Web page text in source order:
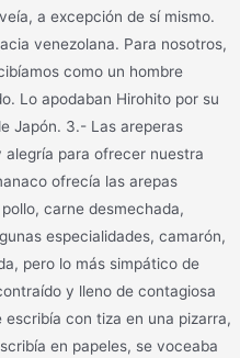
a excepción de sí mismo.
venezolana. Para nosotros,
como un hombre
Lo apodaban Hirohito por su
Japón. 3.- Las areperas
alegría para ofrecer nuestra
ofrecía las arepas
carne desmechada,
especialidades, camarón,
pero lo más simpático de
y lleno de contagiosa
con tiza en una pizarra,
en papeles, se voceaba